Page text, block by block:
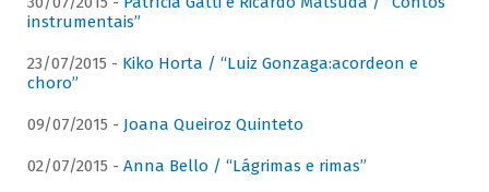
instrumentais”
23/07/2015 - Kiko Horta / “Luiz Gonzaga:acordeon e
choro”
09/07/2015 - Joana Queiroz Quinteto
02/07/2015 - Anna Bello / “Lágrimas e rimas”